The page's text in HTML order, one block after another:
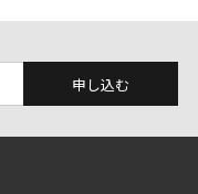
申し込む